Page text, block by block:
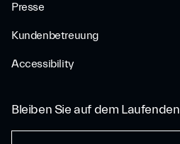
Presse
Kundenbetreuung
Accessibility
Bleiben Sie auf dem Laufenden